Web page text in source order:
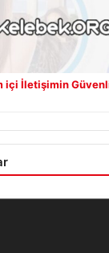
içi İletişimin